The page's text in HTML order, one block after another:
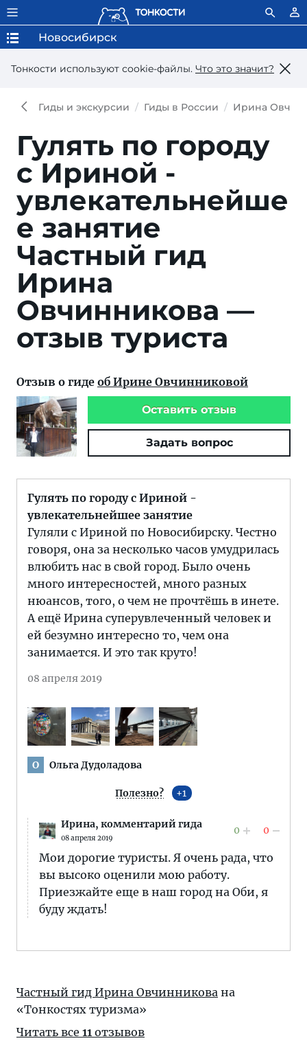
Тонкости используют сookie-файлы. Что это значит?
Новосибирск
Гиды и экскурсии Гиды в России Ирина
Гулять по городу
с Ириной -
увлекательнейше
е занятие
Частный гид
Ирина
Овчинникова —
отзыв туриста
Отзыв о гиде об Ирине Овчинниковой
Оставить отзыв
Задать вопрос
Гулять по городу с Ириной -
увлекательнейшее занятие
Гуляли с Ириной по Новосибирску. Честно
говоря, она за несколько часов умудрилась
влюбить нас в свой город. Было очень
много интересностей, много разных
нюансов, того, о чем не прочтёшь в инете.
А ещё Ирина суперувлеченный человек и
ей безумно интересно то, чем она
занимается. И это так круто!
08 апреля 2019
О Ольга Дудоладова
Полезно? 1
Ирина, комментарий гида
08 апреля 2019
0 0
Мои дорогие туристы. Я очень рада, что
вы высоко оценили мою работу.
Приезжайте еще в наш город на Оби, я
буду ждать!
Частный гид Ирина Овчинникова на
«Тонкостях туризма»
Читать все 11 отзывов